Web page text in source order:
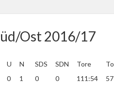
Ost 2016/17
U N SDS SDN Tore
0 1 0 0 111:54 57